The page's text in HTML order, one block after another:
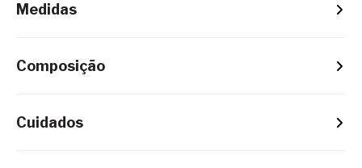
Composição
Cuidados
Medidas